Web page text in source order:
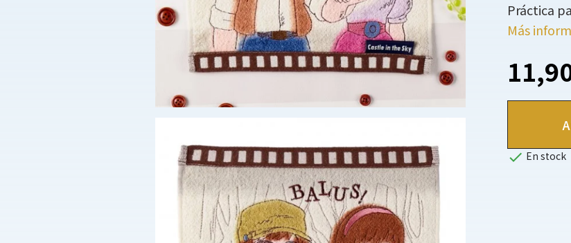
Práctica
Más
 En stock